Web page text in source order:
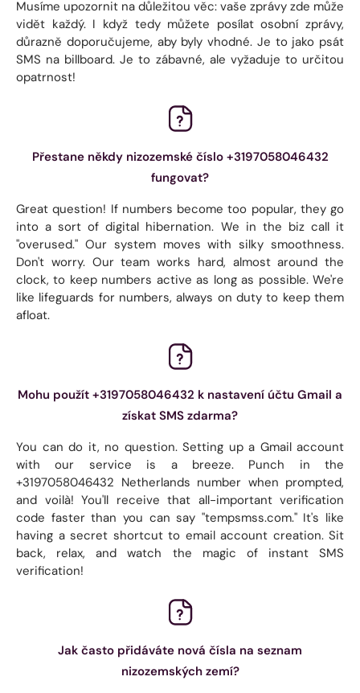
Musíme upozornit na důležitou věc: vaše zprávy zde může
vidět každý. I když tedy můžete posílat osobní zprávy,
důrazně doporučujeme, aby byly vhodné. Je to jako psát
SMS na billboard. Je to zábavné, ale vyžaduje to určitou
opatrnost!
Přestane někdy nizozemské číslo +3197058046432
fungovat?
Great question! If numbers become too popular, they go
into a sort of digital hibernation. We in the biz call it
"overused." Our system moves with silky smoothness.
Don't worry. Our team works hard, almost around the
clock, to keep numbers active as long as possible. We're
like lifeguards for numbers, always on duty to keep them
afloat.
Mohu použít +3197058046432 k nastavení účtu Gmail a
získat SMS zdarma?
You can do it, no question. Setting up a Gmail account
with our service is a breeze. Punch in the
+3197058046432 Netherlands number when prompted,
and voilà! You'll receive that all-important verification
code faster than you can say "tempsmss.com." It's like
having a secret shortcut to email account creation. Sit
back, relax, and watch the magic of instant SMS
verification!
Jak často přidáváte nová čísla na seznam
nizozemských zemí?